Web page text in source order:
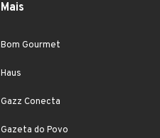
Mais
Bom Gourmet
Haus
Gazz Conecta
Gazeta do Povo